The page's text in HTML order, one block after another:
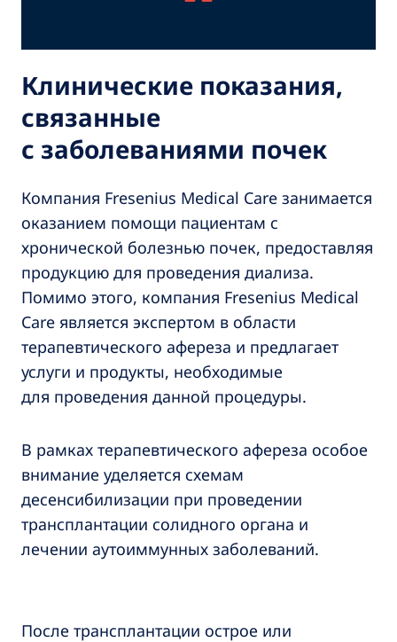
Клинические показания,
связанные
с заболеваниями почек
Компания Fresenius Medical Care занимается
оказанием помощи пациентам с
хронической болезнью почек, предоставляя
продукцию для проведения диализа.
Помимо этого, компания Fresenius Medical
Care является экспертом в области
терапевтического афереза и предлагает
услуги и продукты, необходимые
для проведения данной процедуры.
В рамках терапевтического афереза особое
внимание уделяется схемам
десенсибилизации при проведении
трансплантации солидного органа и
лечении аутоиммунных заболеваний.
После трансплантации острое или